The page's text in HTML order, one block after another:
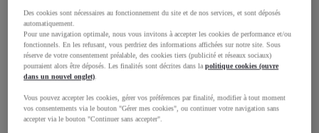
Largeur
1 740mm
Consommation mixte
Des cookies sont nécessaires au fonctionnement du site et de nos services, et sont déposés
automatiquement.
Pour une navigation optimale, nous vous invitons à accepter les cookies de performance et/ou
fonctionnels. En les refusant, vous perdriez des informations affichées sur notre site. Sous
réserve de votre consentement préalable, des cookies tiers (publicité et réseaux sociaux)
pourraient alors être déposés. Les finalités sont décrites dans lapolitique cookies (ouvre
dans un nouvel onglet).
Vous pouvez accepter les cookies, gérer vos préférences par finalité, modifier à tout moment
vos consentements via le bouton "Gérer mes cookies", ou continuer votre navigation sans
accepter via le bouton "Continuer sans accepter".